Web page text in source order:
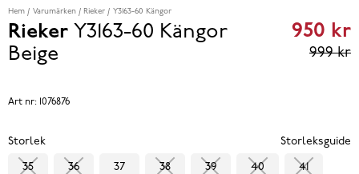
Hem Varumärken Rieker Y3163-60 Kängor
Rieker Y3163-60 Kängor
Beige
Current
price
950 kr
999 kr
Art nr: 1076876
Storlek Storleksguide
35 36 37 38 39 40 41